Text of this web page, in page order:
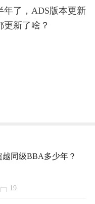
年了，ADS版本更新
更新了啥？
同级BBA多少年？
19